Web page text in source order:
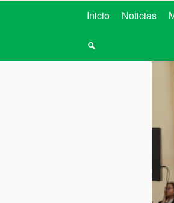
Inicio Noticias